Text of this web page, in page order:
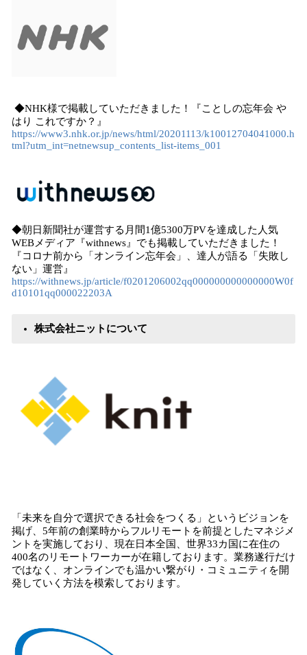
◆NHK様で掲載していただきました！『ことしの忘年会 や
はり これですか？』
https://www3.nhk.or.jp/news/html/20201113/k10012704041000.h
tml?utm_int=netnewsup_contents_list-items_001
◆朝日新聞社が運営する月間1億5300万PVを達成した人気
WEBメディア『withnews』でも掲載していただきました！
『コロナ前から「オンライン忘年会」、達人が語る「失敗し
ない」運営』
https://withnews.jp/article/f0201206002qq000000000000000W0f
d10101qq000022203A
株式会社ニットについて
「未来を自分で選択できる社会をつくる」というビジョンを
掲げ、5年前の創業時からフルリモートを前提としたマネジメ
ントを実施しており、現在日本全国、世界33カ国に在住の
400名のリモートワーカーが在籍しております。業務遂行だけ
ではなく、オンラインでも温かい繋がり・コミュニティを開
発していく方法を模索しております。